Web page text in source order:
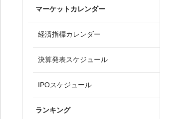
マーケットカレンダー
経済指標カレンダー
決算発表スケジュール
IPOスケジュール
ランキング